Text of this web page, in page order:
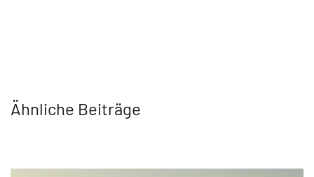
Ähnliche Beiträge